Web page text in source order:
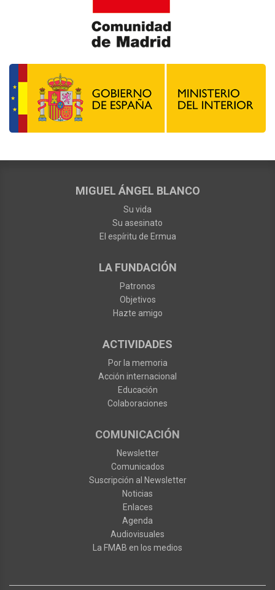
MIGUEL ÁNGEL BLANCO
Su vida
Su asesinato
El espíritu de Ermua
LA FUNDACIÓN
Patronos
Objetivos
Hazte amigo
ACTIVIDADES
Por la memoria
Acción internacional
Educación
Colaboraciones
COMUNICACIÓN
Newsletter
Comunicados
Suscripción al Newsletter
Noticias
Enlaces
Agenda
Audiovisuales
La FMAB en los medios